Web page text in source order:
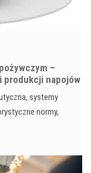
–
produkcji napojów
systemy
normy,